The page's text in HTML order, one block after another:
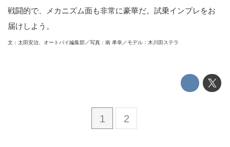
戦闘的で、メカニズム面も非常に豪華だ。試乗インプレをお
届けしよう。
文：太田安治、オートバイ編集部／写真：南 孝幸／モデル：木川田ステラ
1 2